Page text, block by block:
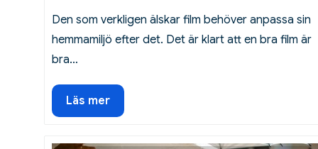
Den som verkligen älskar film behöver anpassa sin
hemmamiljö efter det. Det är klart att en bra film är
bra…
Titta
på
Läs mer